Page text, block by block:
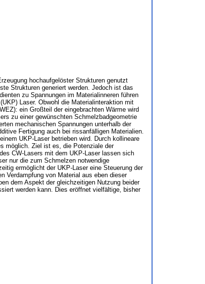
hochaufgelöster Strukturen genutzt
Strukturen generiert werden. Jedoch ist das
zu Spannungen im Materialinneren führen
Laser. Obwohl die Materialinteraktion mit
ein Großteil der eingebrachten Wärme wird
zu einer gewünschten Schmelzbadgeometrie
mechanischen Spannungen unterhalb der
Fertigung auch bei rissanfälligen Materialien.
UKP-Laser betrieben wird. Durch kollineare
möglich. Ziel ist es, die Potenziale der
CW-Lasers mit dem UKP-Laser lassen sich
nur die zum Schmelzen notwendige
ermöglicht der UKP-Laser eine Steuerung der
Verdampfung von Material aus eben dieser
dem Aspekt der gleichzeitigen Nutzung beider
werden kann. Dies eröffnet vielfältige, bisher